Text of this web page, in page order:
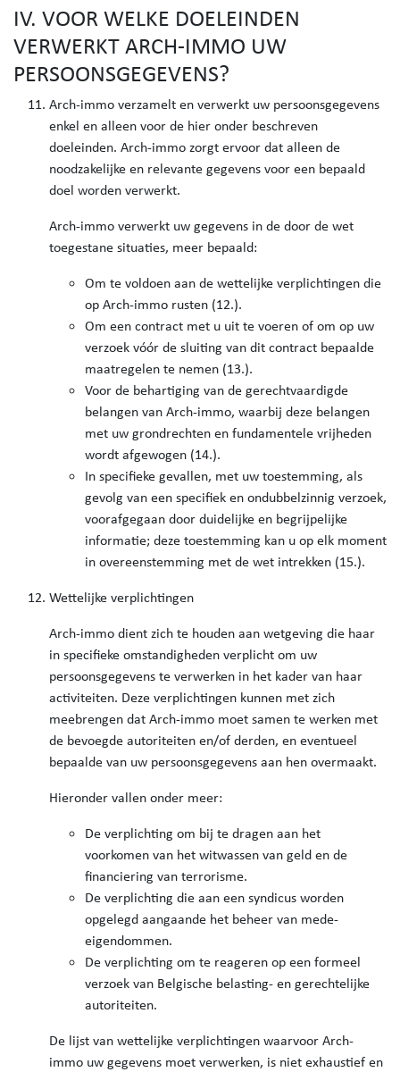
IV. VOOR WELKE DOELEINDEN
VERWERKT ARCH-IMMO UW
PERSOONSGEGEVENS?
Arch-immo verzamelt en verwerkt uw persoonsgegevens
enkel en alleen voor de hier onder beschreven
doeleinden. Arch-immo zorgt ervoor dat alleen de
noodzakelijke en relevante gegevens voor een bepaald
doel worden verwerkt.
Arch-immo verwerkt uw gegevens in de door de wet
toegestane situaties, meer bepaald:
Om te voldoen aan de wettelijke verplichtingen die
op Arch-immo rusten (12.).
Om een contract met u uit te voeren of om op uw
verzoek vóór de sluiting van dit contract bepaalde
maatregelen te nemen (13.).
Voor de behartiging van de gerechtvaardigde
belangen van Arch-immo, waarbij deze belangen
met uw grondrechten en fundamentele vrijheden
wordt afgewogen (14.).
In specifieke gevallen, met uw toestemming, als
gevolg van een specifiek en ondubbelzinnig verzoek,
voorafgegaan door duidelijke en begrijpelijke
informatie; deze toestemming kan u op elk moment
in overeenstemming met de wet intrekken (15.).
Wettelijke verplichtingen
Arch-immo dient zich te houden aan wetgeving die haar
in specifieke omstandigheden verplicht om uw
persoonsgegevens te verwerken in het kader van haar
activiteiten. Deze verplichtingen kunnen met zich
meebrengen dat Arch-immo moet samen te werken met
de bevoegde autoriteiten en/of derden, en eventueel
bepaalde van uw persoonsgegevens aan hen overmaakt.
Hieronder vallen onder meer:
De verplichting om bij te dragen aan het
voorkomen van het witwassen van geld en de
financiering van terrorisme.
De verplichting die aan een syndicus worden
opgelegd aangaande het beheer van mede-
eigendommen.
De verplichting om te reageren op een formeel
verzoek van Belgische belasting- en gerechtelijke
autoriteiten.
De lijst van wettelijke verplichtingen waarvoor Arch-
immo uw gegevens moet verwerken, is niet exhaustief en